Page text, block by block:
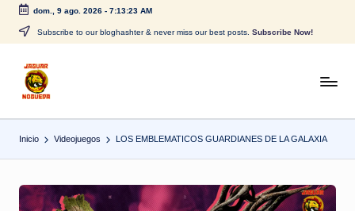
Saltar
contenido
dom., 9 ago. 2026- 7:13:23 AM
Subscribe to our bloghashter & never miss our best posts. Subscribe Now!
J
a
g
a
CONTENIDO
Inicio Videojuegos LOS EMBLEMATICOS GUARDIANES DE LA GALAXIA